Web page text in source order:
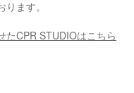
ます。
たCPR STUDIOはこちら